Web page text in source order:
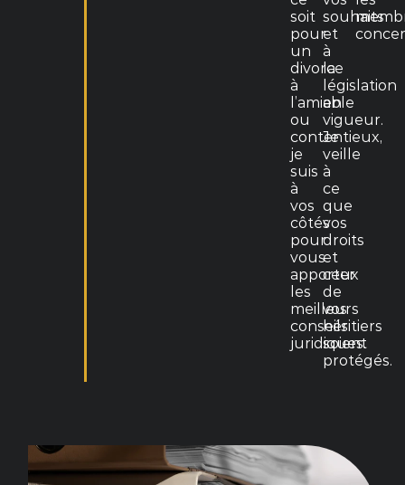
soit
pour
un
divorce
à
l’amiable
ou
contentieux,
je
suis
à
vos
côtés
pour
vous
apporter
les
meilleurs
conseils
juridiques.
souhaits
et
à
la
législation
en
vigueur.
Je
veille
à
ce
que
vos
droits
et
ceux
de
vos
héritiers
soient
protégés.